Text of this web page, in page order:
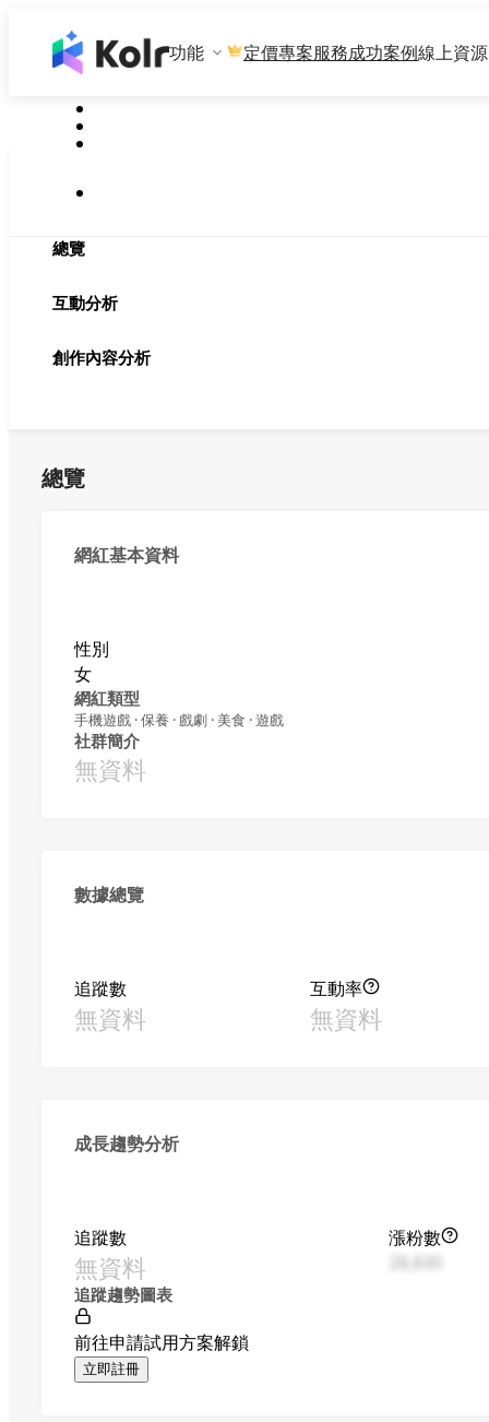
功能 定價專案服務成功案例線上資源
總覽
互動分析
創作內容分析
總覽
網紅基本資料
性別
女
網紅類型
手機遊戲 · 保養 · 戲劇 · 美食 · 遊戲
社群簡介
無資料
數據總覽
追蹤數
無資料
互動率
無資料
成長趨勢分析
追蹤數
無資料
漲粉數
追蹤趨勢圖表
前往申請試用方案解鎖
立即註冊